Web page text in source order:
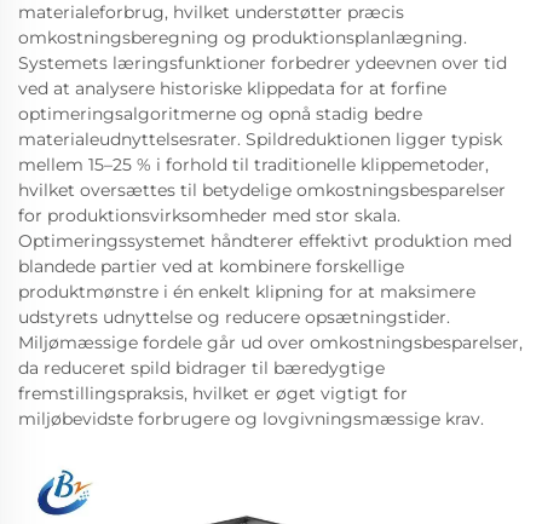
materialeforbrug, hvilket understøtter præcis
omkostningsberegning og produktionsplanlægning.
Systemets læringsfunktioner forbedrer ydeevnen over tid
ved at analysere historiske klippedata for at forfine
optimeringsalgoritmerne og opnå stadig bedre
materialeudnyttelsesrater. Spildreduktionen ligger typisk
mellem 15–25 % i forhold til traditionelle klippemetoder,
hvilket oversættes til betydelige omkostningsbesparelser
for produktionsvirksomheder med stor skala.
Optimeringssystemet håndterer effektivt produktion med
blandede partier ved at kombinere forskellige
produktmønstre i én enkelt klipning for at maksimere
udstyrets udnyttelse og reducere opsætningstider.
Miljømæssige fordele går ud over omkostningsbesparelser,
da reduceret spild bidrager til bæredygtige
fremstillingspraksis, hvilket er øget vigtigt for
miljøbevidste forbrugere og lovgivningsmæssige krav.